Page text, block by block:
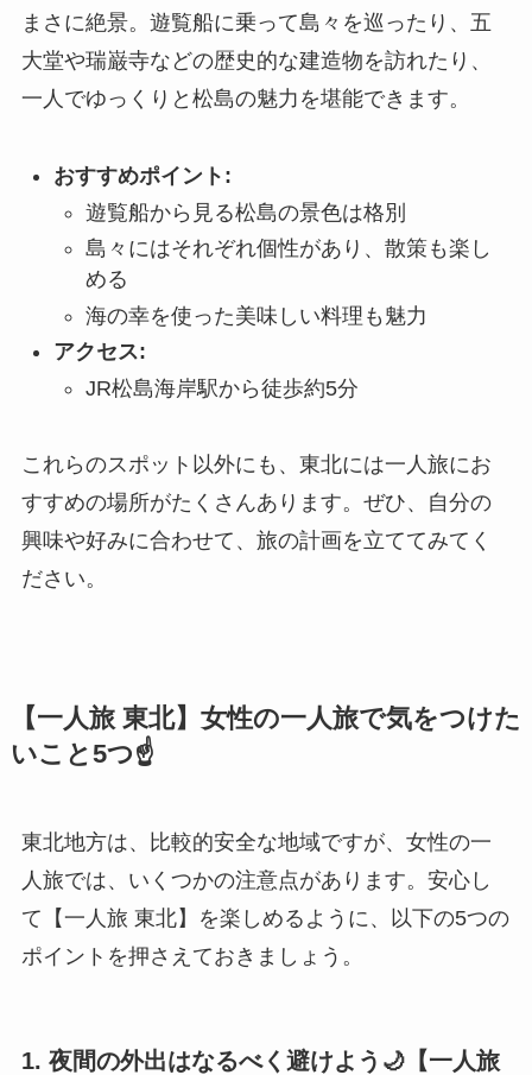
まさに絶景。遊覧船に乗って島々を巡ったり、五
大堂や瑞巌寺などの歴史的な建造物を訪れたり、
一人でゆっくりと松島の魅力を堪能できます。
おすすめポイント:
遊覧船から見る松島の景色は格別
島々にはそれぞれ個性があり、散策も楽し
める
海の幸を使った美味しい料理も魅力
アクセス:
JR松島海岸駅から徒歩約5分
これらのスポット以外にも、東北には一人旅にお
すすめの場所がたくさんあります。ぜひ、自分の
興味や好みに合わせて、旅の計画を立ててみてく
ださい。
【一人旅 東北】女性の一人旅で気をつけた
いこと5つ☝️
東北地方は、比較的安全な地域ですが、女性の一
人旅では、いくつかの注意点があります。安心し
て【一人旅 東北】を楽しめるように、以下の5つの
ポイントを押さえておきましょう。
1. 夜間の外出はなるべく避けよう🌙【一人旅